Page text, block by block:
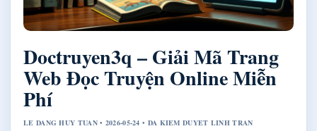
Doctruyen3q – Giải Mã Trang
Web Đọc Truyện Online Miễn
Phí
LE DANG HUY TUAN • 2026-05-24 • DA KIEM DUYET LINH TRAN